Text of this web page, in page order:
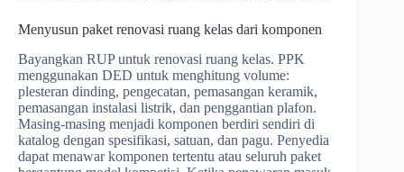
Menyusun paket renovasi ruang kelas dari komponen
Bayangkan RUP untuk renovasi ruang kelas. PPK
menggunakan DED untuk menghitung volume:
plesteran dinding, pengecatan, pemasangan keramik,
pemasangan instalasi listrik, dan penggantian plafon.
Masing-masing menjadi komponen berdiri sendiri di
katalog dengan spesifikasi, satuan, dan pagu. Penyedia
dapat menawar komponen tertentu atau seluruh paket